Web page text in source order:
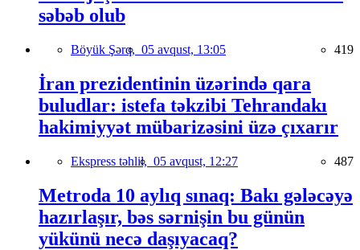
səbəb olub
Böyük Şərq, 05 avqust, 13:05 419
İran prezidentinin üzərində qara
buludlar: istefa təkzibi Tehrandakı
hakimiyyət mübarizəsini üzə çıxarır
Ekspress təhlil, 05 avqust, 12:27 487
Metroda 10 aylıq sınaq: Bakı gələcəyə
hazırlaşır, bəs sərnişin bu günün
yükünü necə daşıyacaq?